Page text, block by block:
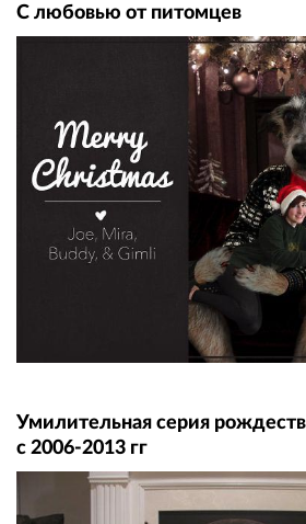
С любовью от питомцев
Умилительная серия
с 2006-2013 гг